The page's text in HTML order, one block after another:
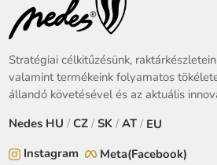
Stratégiai célkitűzésünk,
valamint termékeink folyamatos
állandó követésével és az aktuális
Nedes HU /CZ /SK / AT/ EU
Instagram
Meta(Facebook)